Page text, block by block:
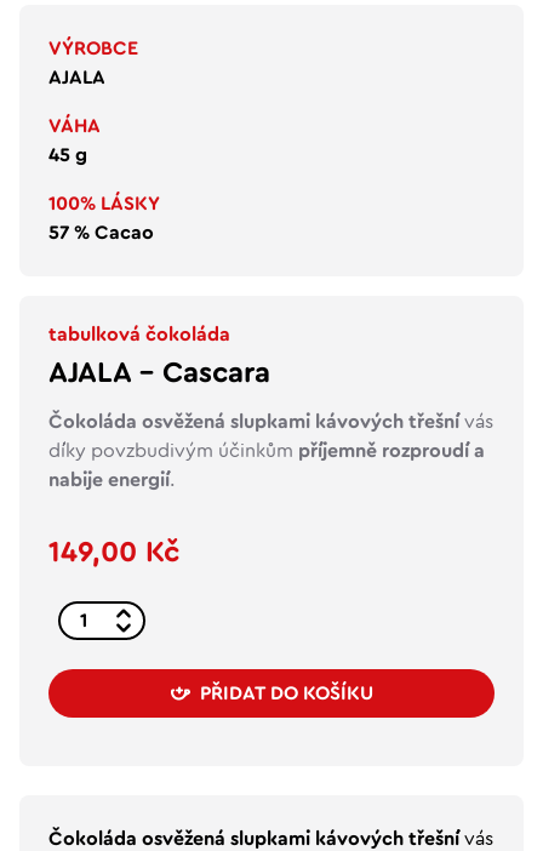
VÝROBCE
AJALA
VÁHA
45 g
100% LÁSKY
57 % Cacao
tabulková čokoláda
AJALA - Cascara
Čokoláda osvěžená slupkami kávových třešní vás
díky povzbudivým účinkům příjemně rozproudí a
nabije energií.
149,00 Kč
PŘIDAT DO KOŠÍKU
Čokoláda osvěžená slupkami kávových třešní vás